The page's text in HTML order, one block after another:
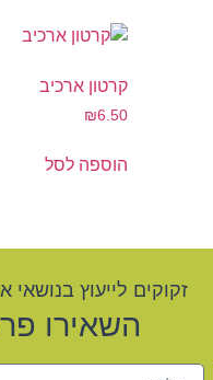
קרטון ארכיב
₪6.50
הוספה לסל
זקוקים לייעוץ
השאירו